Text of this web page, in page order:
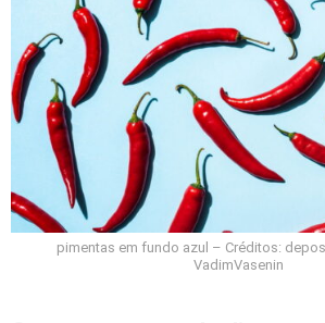
pimentas em fundo azul – Créditos:
VadimVasenin